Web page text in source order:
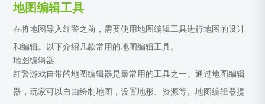
地图编辑工具
在将地图导入红警之前，需要使用地图编辑工具进行地图的设计
和编辑。以下介绍几款常用的地图编辑工具。
地图编辑器
红警游戏自带的地图编辑器是最常用的工具之一。通过地图编辑
器，玩家可以自由绘制地图，设置地形、资源等。地图编辑器提